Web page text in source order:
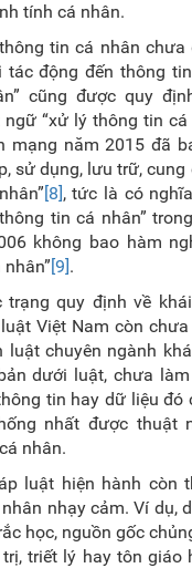
tính cá nhân.
tin cá nhân
tác động đến thông
cũng được quy
ngữ “xử lý thông tin
mạng năm 2015 đã
sử dụng, lưu trữ, cung
[8], tức là có
tin cá nhân”
không bao hàm
[9].
trạng quy định về
Việt Nam còn
luật chuyên ngành
dưới luật, chưa
tin hay dữ liệu đó
nhất được thuật
nhân.
luật hiện hành còn
nhạy cảm. Ví dụ,
học, nguồn gốc
triết lý hay tôn giáo